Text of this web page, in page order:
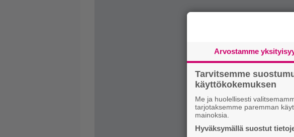
Arvostamme
Tarvitsemme
käyttökokemuksen
Me ja huolellisesti
tarjotaksemme paremman
mainoksia.
Hyväksymällä suostut